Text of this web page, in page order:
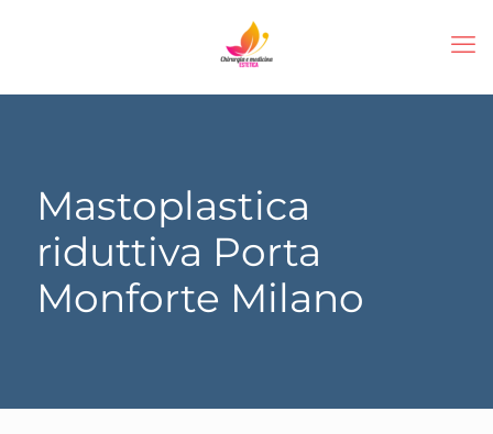
Mastoplastica
riduttiva Porta
Monforte Milano